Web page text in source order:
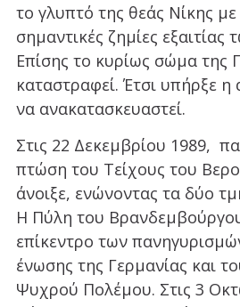
το γλυπτό της θεάς Νίκης
σημαντικές ζημίες
Επίσης το κυρίως σώμα της
καταστραφεί. Έτσι υπήρξε η
να ανακατασκευαστεί.
Στις 22 Δεκεμβρίου 1989,
πτώση του Τείχους του
άνοιξε, ενώνοντας τα δύο
Η Πύλη του
επίκεντρο των
ένωσης της Γερμανίας και
Ψυχρού Πολέμου. Στις 3